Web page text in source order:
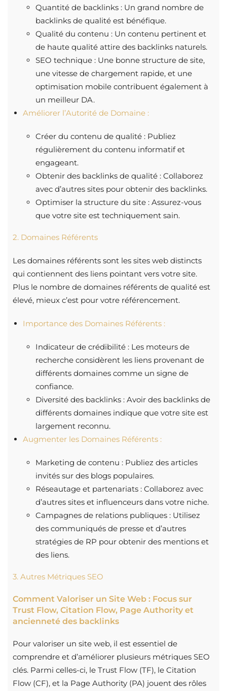
Quantité de backlinks : Un grand nombre de
backlinks de qualité est bénéfique.
Qualité du contenu : Un contenu pertinent et
de haute qualité attire des backlinks naturels.
SEO technique : Une bonne structure de site,
une vitesse de chargement rapide, et une
optimisation mobile contribuent également à
un meilleur DA.
Améliorer l’Autorité de Domaine :
Créer du contenu de qualité : Publiez
régulièrement du contenu informatif et
engageant.
Obtenir des backlinks de qualité : Collaborez
avec d’autres sites pour obtenir des backlinks.
Optimiser la structure du site : Assurez-vous
que votre site est techniquement sain.
2. Domaines Référents
Les domaines référents sont les sites web distincts
qui contiennent des liens pointant vers votre site.
Plus le nombre de domaines référents de qualité est
élevé, mieux c’est pour votre référencement.
Importance des Domaines Référents :
Indicateur de crédibilité : Les moteurs de
recherche considèrent les liens provenant de
différents domaines comme un signe de
confiance.
Diversité des backlinks : Avoir des backlinks de
différents domaines indique que votre site est
largement reconnu.
Augmenter les Domaines Référents :
Marketing de contenu : Publiez des articles
invités sur des blogs populaires.
Réseautage et partenariats : Collaborez avec
d’autres sites et influenceurs dans votre niche.
Campagnes de relations publiques : Utilisez
des communiqués de presse et d’autres
stratégies de RP pour obtenir des mentions et
des liens.
3. Autres Métriques SEO
Comment Valoriser un Site Web : Focus sur
Trust Flow, Citation Flow, Page Authority et
ancienneté des backlinks
Pour valoriser un site web, il est essentiel de
comprendre et d’améliorer plusieurs métriques SEO
clés. Parmi celles-ci, le Trust Flow (TF), le Citation
Flow (CF), et la Page Authority (PA) jouent des rôles